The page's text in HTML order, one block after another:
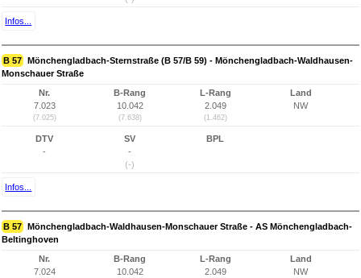
Infos...
B 57 Mönchengladbach-Sternstraße (B 57/B 59) - Mönchengladbach-Waldhausen-
Monschauer Straße
Nr.
7.023
(7.025)
B-Rang
10.042
(7.638)
L-Rang
2.049
(1.462)
Land
NW
DTV
-
SV
-
(-)
BPL
Infos...
B 57 Mönchengladbach-Waldhausen-Monschauer Straße - AS Mönchengladbach-
Beltinghoven
Nr.
7.024
B-Rang
10.042
L-Rang
2.049
Land
NW